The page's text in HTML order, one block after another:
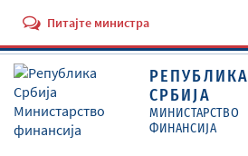
Питајте министра
РЕПУБЛИКА
СРБИЈА
МИНИСТАРСТВО
ФИНАНСИЈА